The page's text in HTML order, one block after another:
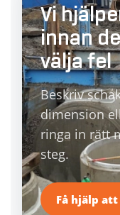
Vi
innan
välja fel
Beskriv
dimension
ringa in rätt
steg.
Få hjälp